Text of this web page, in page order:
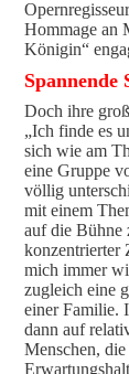
Hommage an
Königin“
Spannende
Doch ihre
„Ich finde es
sich wie am
eine Gruppe
völlig
mit einem
auf die Bühne
konzentrierter
mich immer
zugleich eine
einer Familie.
dann auf
Menschen,